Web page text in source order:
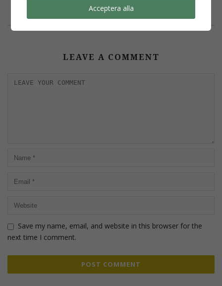
LEAVE A COMMENT
Save my name, email, and website in this browser for the
next time I comment.
Acceptera alla